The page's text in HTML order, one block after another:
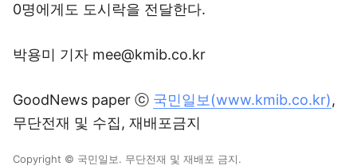
0명에게도 도시락을 전달한다.
박용미 기자 mee@kmib.co.kr
GoodNews paper ⓒ 국민일보(www.kmib.co.kr),
무단전재 및 수집, 재배포금지
Copyright © 국민일보. 무단전재 및 재배포 금지.